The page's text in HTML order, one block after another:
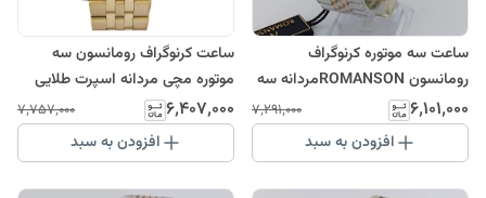
ساعت سه موتوره کرنوگراف
رومانسون ROMANSONمردانه سه
موتور ضدآب رنگ ثابت ارسال رایگان
نقره ای طلایی
۶٬۱۰۱٬۰۰۰ ۷٬۲۹۱٬۰۰۰
افزودن به سبد
ساعت کرنوگراف رومانسون سه
موتوره مچی مردانه اسپرت طلایی
مشکی SPORT
رومانسونROMANSON ضدآب
ساعت خاص عقربه ای بند فلزی کرنو
۶٬۴۰۷٬۰۰۰ ۷٬۷۵۷٬۰۰۰
افزودن به سبد